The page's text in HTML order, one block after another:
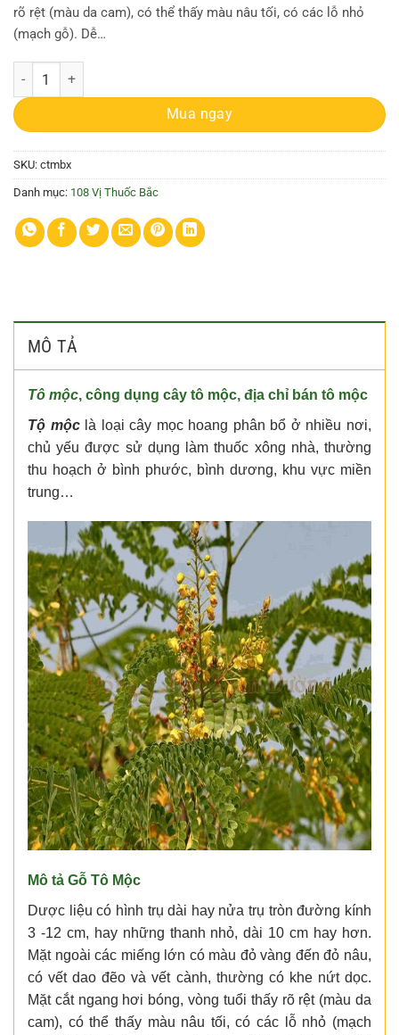
rõ rệt (màu da cam), có thể thấy màu nâu tối, có các lỗ nhỏ
(mạch gỗ). Dễ…
Tô mộc | Gô vang | Công dụng tô mộc | Địa chỉ bán tô mộc số lượng
Mua ngay
SKU: ctmbx
Danh mục: 108 Vị Thuốc Bắc
MÔ TẢ
Tô mộc, công dụng cây tô mộc, địa chỉ bán tô mộc
Tộ mộclà loại cây mọc hoang phân bổ ở nhiều nơi,
chủ yếu được sử dụng làm thuốc xông nhà, thường
thu hoạch ở bình phước, bình dương, khu vực miền
trung…
Mô tả Gỗ Tô Mộc
Dược liệu có hình trụ dài hay nửa trụ tròn đường kính
3 -12 cm, hay những thanh nhỏ, dài 10 cm hay hơn.
Mặt ngoài các miếng lớn có màu đỏ vàng đến đỏ nâu,
có vết dao đẽo và vết cành, thường có khe nứt dọc.
Mặt cắt ngang hơi bóng, vòng tuổi thấy rõ rệt (màu da
cam), có thể thấy màu nâu tối, có các lỗ nhỏ (mạch